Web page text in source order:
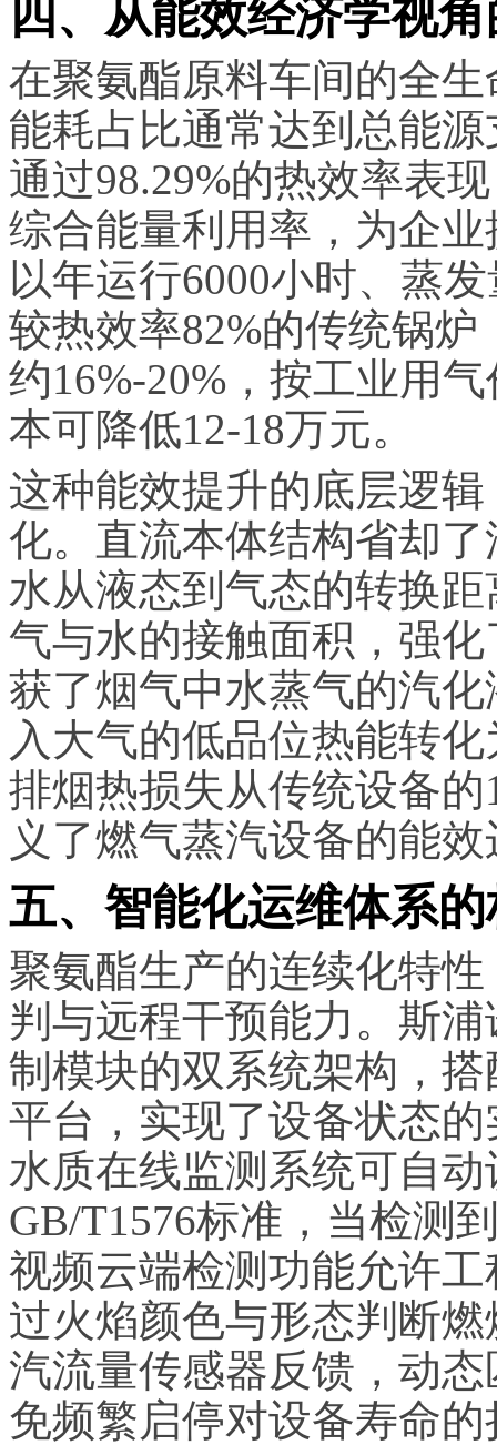
四、从能效经济学视
在聚氨酯原料车间的全
能耗占比通常达到总能源
通过98.29%的热效率表
综合能量利用率，为企
以年运行6000小时、蒸
较热效率82%的传统锅
约16%-20%，按工业用
本可降低12-18万元。
这种能效提升的底层逻
化。直流本体结构省却
水从液态到气态的转换
气与水的接触面积，强
获了烟气中水蒸气的汽
入大气的低品位热能转
排烟热损失从传统设备
义了燃气蒸汽设备的能
五、智能化运维体系
聚氨酯生产的连续化特
判与远程干预能力。斯
制模块的双系统架构，
平台，实现了设备状态
水质在线监测系统可自
GB/T1576标准，当检测
视频云端检测功能允许
过火焰颜色与形态判断
汽流量传感器反馈，动
免频繁启停对设备寿命的